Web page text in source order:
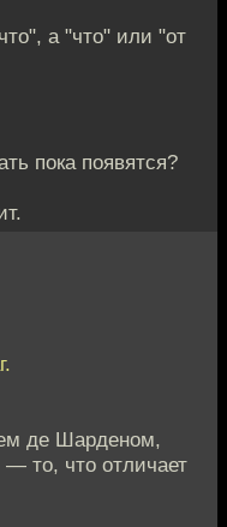
а "что" или "от
пока появятся?
де Шарденом,
то, что отличает